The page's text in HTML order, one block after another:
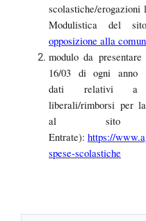
scolastiche/
Modulistica del
opposizione alla
modulo da
16/03 di ogni anno
dati relativi a
liberali/rimborsi per
al sito
Entrate): https://
spese-scolastiche